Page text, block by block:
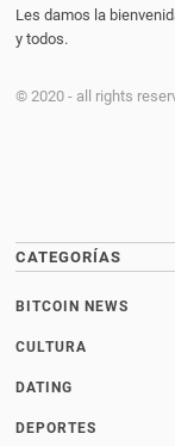
Les damos la
y todos.
© 2020 - all rights
CATEGORÍAS
BITCOIN NEWS
CULTURA
DATING
DEPORTES